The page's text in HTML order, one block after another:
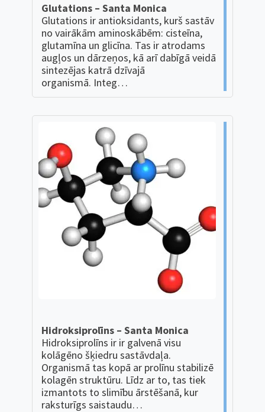
Glutations – Santa Monica
Glutations ir antioksidants, kurš sastāv
no vairākām aminoskābēm: cisteīna,
glutamīna un glicīna. Tas ir atrodams
augļos un dārzeņos, kā arī dabīgā veidā
sintezējas katrā dzīvajā
organismā. Integ…
Hidroksiprolīns – Santa Monica
Hidroksiprolīns ir ir galvenā visu
kolāgēno šķiedru sastāvdaļa.
Organismā tas kopā ar prolīnu stabilizē
kolagēn struktūru. Līdz ar to, tas tiek
izmantots to slimību ārstēšanā, kur
raksturīgs saistaudu…